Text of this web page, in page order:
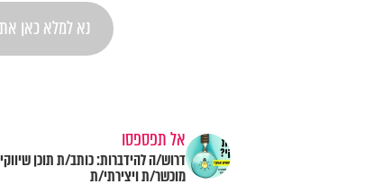
אל תפספסו
דרוש/ה להידברות: כותב/ת תוכן שיווקי
מוכשר/ת ויצירתי/ת